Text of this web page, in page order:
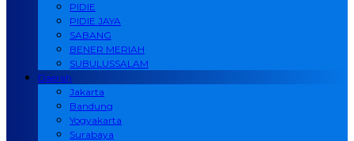
PIDIE
PIDIE JAYA
SABANG
BENER MERIAH
SUBULUSSALAM
Daerah
Jakarta
Bandung
Yogyakarta
Surabaya